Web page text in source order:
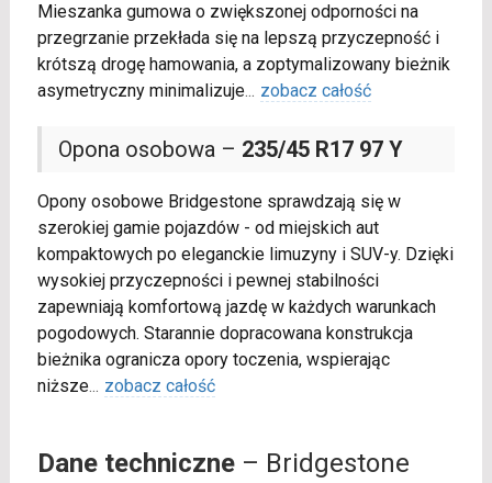
Mieszanka gumowa o zwiększonej odporności na
przegrzanie przekłada się na lepszą przyczepność i
krótszą drogę hamowania, a zoptymalizowany bieżnik
asymetryczny minimalizuje... zobacz całość
Opona osobowa – 235/45 R17 97 Y
Opony osobowe Bridgestone sprawdzają się w
szerokiej gamie pojazdów - od miejskich aut
kompaktowych po eleganckie limuzyny i SUV-y. Dzięki
wysokiej przyczepności i pewnej stabilności
zapewniają komfortową jazdę w każdych warunkach
pogodowych. Starannie dopracowana konstrukcja
bieżnika ogranicza opory toczenia, wspierając
niższe... zobacz całość
Dane techniczne– Bridgestone